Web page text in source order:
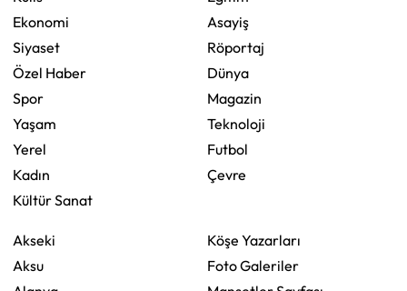
Ekonomi
Siyaset
Özel Haber
Spor
Yaşam
Yerel
Kadın
Kültür Sanat
Asayiş
Röportaj
Dünya
Magazin
Teknoloji
Futbol
Çevre
Akseki
Aksu
Köşe Yazarları
Foto Galeriler